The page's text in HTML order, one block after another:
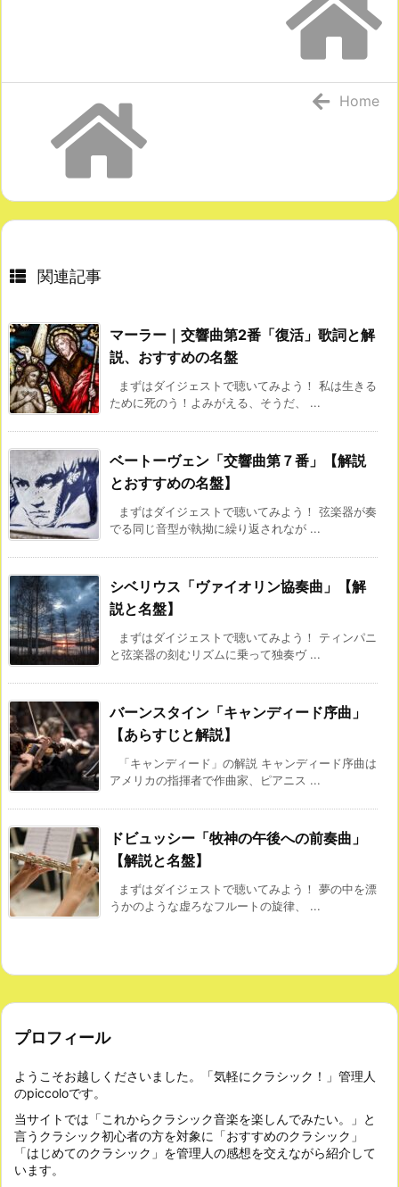
Home
関連記事
マーラー｜交響曲第2番「復活」歌詞と解
説、おすすめの名盤
まずはダイジェストで聴いてみよう！ 私は生きる
ために死のう！よみがえる、そうだ、 ...
ベートーヴェン「交響曲第７番」【解説
とおすすめの名盤】
まずはダイジェストで聴いてみよう！ 弦楽器が奏
でる同じ音型が執拗に繰り返されなが ...
シベリウス「ヴァイオリン協奏曲」【解
説と名盤】
まずはダイジェストで聴いてみよう！ ティンパニ
と弦楽器の刻むリズムに乗って独奏ヴ ...
バーンスタイン「キャンディード序曲」
【あらすじと解説】
「キャンディード」の解説 キャンディード序曲は
アメリカの指揮者で作曲家、ピアニス ...
ドビュッシー「牧神の午後への前奏曲」
【解説と名盤】
まずはダイジェストで聴いてみよう！ 夢の中を漂
うかのような虚ろなフルートの旋律、 ...
プロフィール
ようこそお越しくださいました。「気軽にクラシック！」管理人
のpiccoloです。
当サイトでは「これからクラシック音楽を楽しんでみたい。」と
言うクラシック初心者の方を対象に「おすすめのクラシック」
「はじめてのクラシック」を管理人の感想を交えながら紹介して
います。